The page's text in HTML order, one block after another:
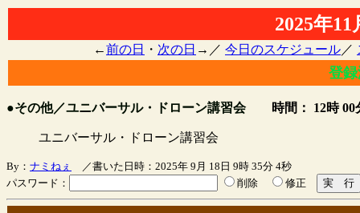
2025年
←前の日 ・ 次の日 →／ 今日のスケジュール／
登
●その他／ユニバーサル・ドローン講習会 時間： 12時 00
ユニバーサル・ドローン講習会
By： ナミねぇ
／書いた日時：2025年 9月 18日 9時 35分 4秒
パスワード：
削除 修正